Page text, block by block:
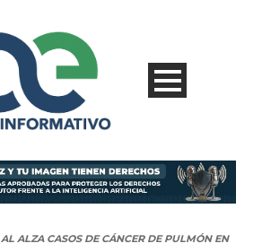
AL ALZA CASOS DE CÁNCER DE PULMÓN EN